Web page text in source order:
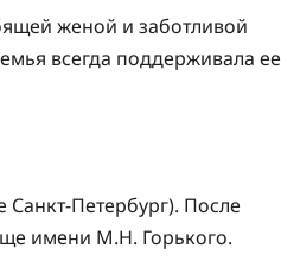
женой и заботливой
всегда поддерживала ее
Санкт-Петербург). После
имени М.Н. Горького.